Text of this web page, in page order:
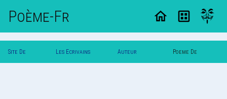
Poème-Fr
Site De Les Ecrivains Auteur Poeme De